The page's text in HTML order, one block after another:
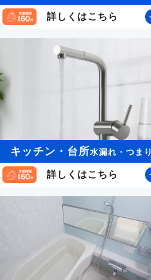
詳しくはこちら
キッチン・台所水漏れ・つまり
詳しくはこちら